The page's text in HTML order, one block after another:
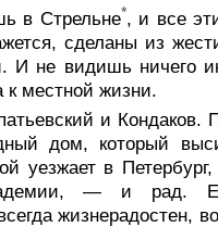
в Стрельне*, и все
сделаны из
И не видишь ничего
к местной жизни.
и Кондаков.
дом, который
уезжает в
— и рад.
жизнерадостен,